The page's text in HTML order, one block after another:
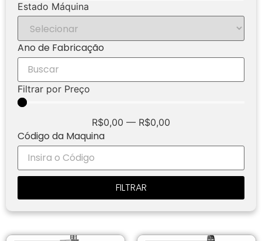
Estado Máquina
Ano de Fabricação
Filtrar por Preço
R$0,00 — R$0,00
Código da Maquina
FILTRAR